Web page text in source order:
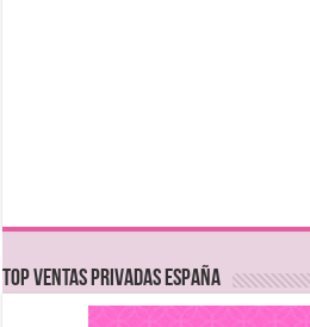
TOP VENTAS PRIVADAS ESPAÑA